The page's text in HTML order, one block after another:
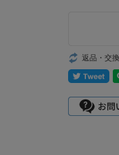
返品・交